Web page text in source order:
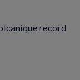
record